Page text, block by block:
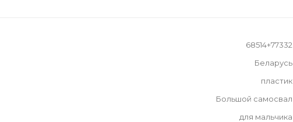
68514+77332
Беларусь
пластик
Большой самосвал
для мальчика